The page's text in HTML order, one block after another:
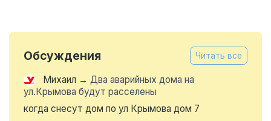
Обсуждения Читать все
Михаил → Два аварийных дома на
ул.Крымова будут расселены
когда снесут дом по ул Крымова дом 7